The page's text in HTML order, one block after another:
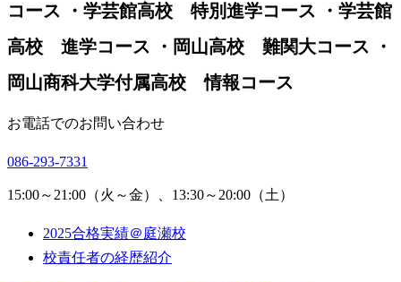
コース ・学芸館高校 特別進学コース ・学芸館
高校 進学コース ・岡山高校 難関大コース ・
岡山商科大学付属高校 情報コース
お電話でのお問い合わせ
086-293-7331
15:00～21:00（火～金）、13:30～20:00（土）
2025合格実績＠庭瀬校
校責任者の経歴紹介